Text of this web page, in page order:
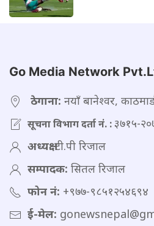
Go Media Network
ठेगाना: नयाँ बानेश्वर,
सूचना विभाग दर्ता नं. :३७१५-
अध्यक्ष:टी.पी रिजाल
सम्पादक: सितल रिजाल
फोन नं: +९७७-९८५१२५४६९४
ई-मेल: